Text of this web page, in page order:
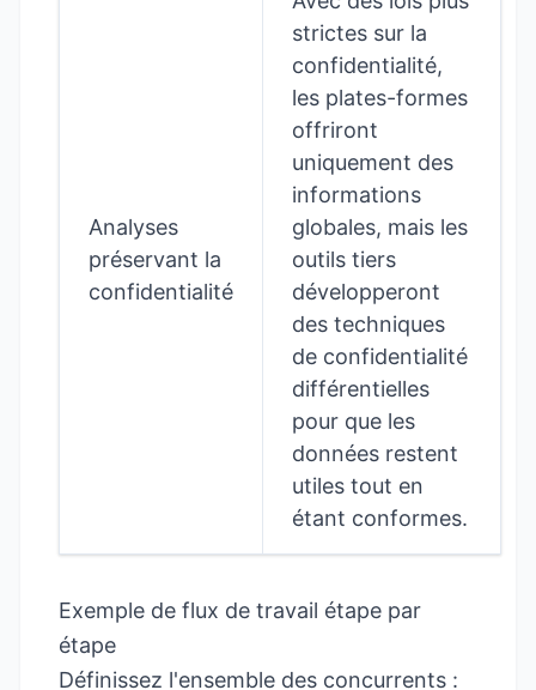
Analyses
préservant la
confidentialité
strictes sur la
confidentialité,
les plates-formes
offriront
uniquement des
informations
globales, mais les
outils tiers
développeront
des techniques
de confidentialité
différentielles
pour que les
données restent
utiles tout en
étant conformes.
Exemple de flux de travail étape par
étape
Définissez l'ensemble des concurrents :